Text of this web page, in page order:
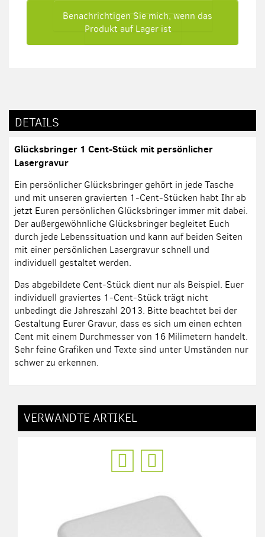
Benachrichtigen Sie mich, wenn das
Produkt auf Lager ist
DETAILS
Glücksbringer 1 Cent-Stück mit persönlicher
Lasergravur
Ein persönlicher Glücksbringer gehört in jede Tasche
und mit unseren gravierten 1-Cent-Stücken habt Ihr ab
jetzt Euren persönlichen Glücksbringer immer mit dabei.
Der außergewöhnliche Glücksbringer begleitet Euch
durch jede Lebenssituation und kann auf beiden Seiten
mit einer persönlichen Lasergravur schnell und
individuell gestaltet werden.
Das abgebildete Cent-Stück dient nur als Beispiel. Euer
individuell graviertes 1-Cent-Stück trägt nicht
unbedingt die Jahreszahl 2013. Bitte beachtet bei der
Gestaltung Eurer Gravur, dass es sich um einen echten
Cent mit einem Durchmesser von 16 Milimetern handelt.
Sehr feine Grafiken und Texte sind unter Umständen nur
schwer zu erkennen.
VERWANDTE ARTIKEL